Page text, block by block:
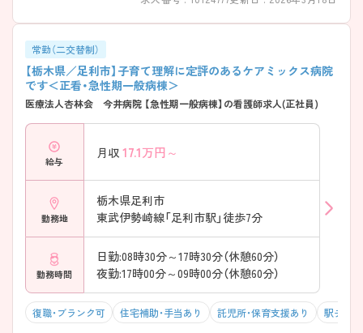
常勤（二交替制）
【栃木県／足利市】子育て理解に定評のあるケアミックス病院
です＜正看・急性期一般病棟＞
医療法人杏林会 今井病院 【急性期一般病棟】の看護師求人(正社員)
給与
月収 17.1万円～
勤務地
栃木県足利市
東武伊勢崎線「足利市駅」徒歩7分
勤務時間
日勤:08時30分～17時30分（休憩60分）
夜勤:17時00分～09時00分（休憩60分）
復職・ブランク可 住宅補助・手当あり 託児所・保育支援あり 駅チカ（